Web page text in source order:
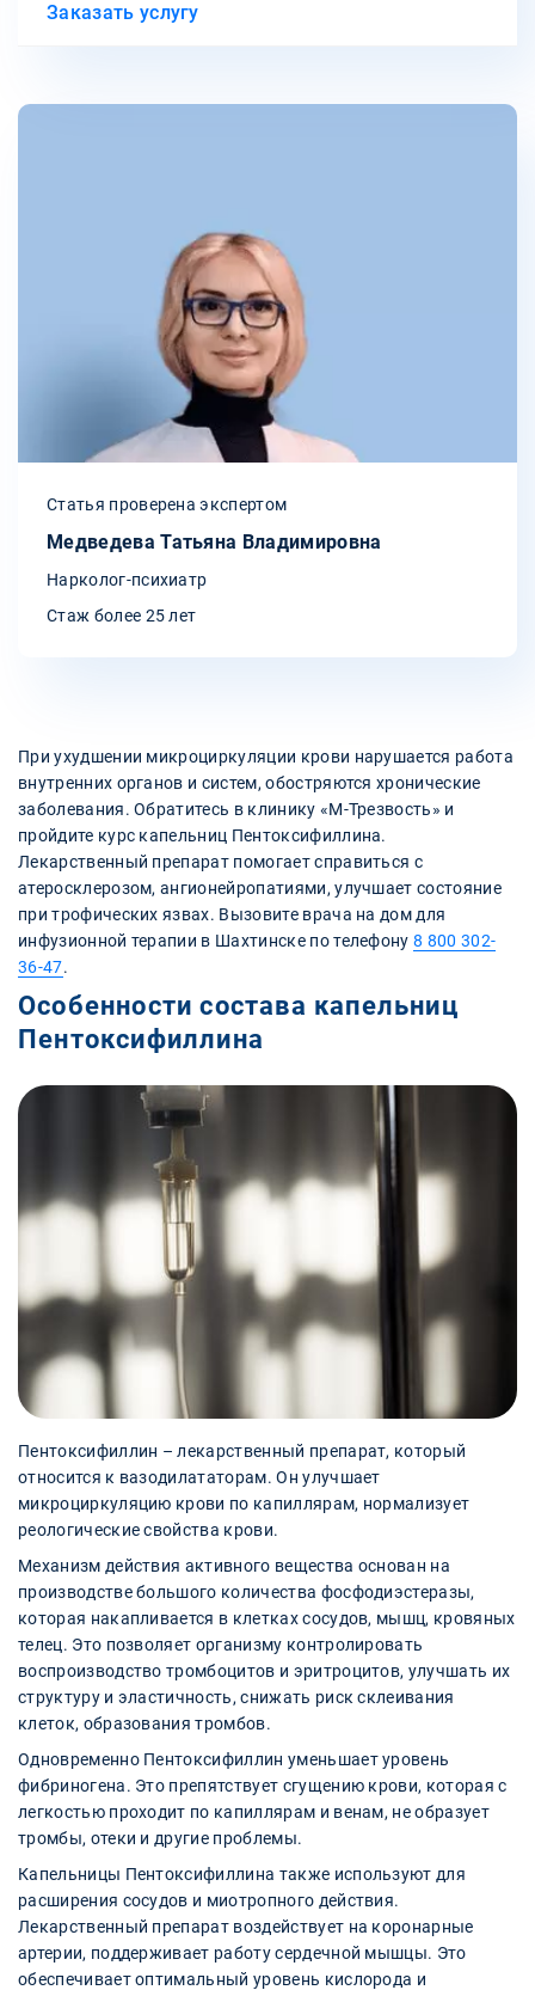
Заказать услугу
Статья проверена экспертом
Медведева Татьяна Владимировна
Нарколог-психиатр
Стаж более 25 лет
При ухудшении микроциркуляции крови нарушается работа
внутренних органов и систем, обостряются хронические
заболевания. Обратитесь в клинику «М-Трезвость» и
пройдите курс капельниц Пентоксифиллина.
Лекарственный препарат помогает справиться с
атеросклерозом, ангионейропатиями, улучшает состояние
при трофических язвах. Вызовите врача на дом для
инфузионной терапии в Шахтинске по телефону8 800 302-
36-47.
Особенности состава капельниц
Пентоксифиллина
Пентоксифиллин – лекарственный препарат, который
относится к вазодилататорам. Он улучшает
микроциркуляцию крови по капиллярам, нормализует
реологические свойства крови.
Механизм действия активного вещества основан на
производстве большого количества фосфодиэстеразы,
которая накапливается в клетках сосудов, мышц, кровяных
телец. Это позволяет организму контролировать
воспроизводство тромбоцитов и эритроцитов, улучшать их
структуру и эластичность, снижать риск склеивания
клеток, образования тромбов.
Одновременно Пентоксифиллин уменьшает уровень
фибриногена. Это препятствует сгущению крови, которая с
легкостью проходит по капиллярам и венам, не образует
тромбы, отеки и другие проблемы.
Капельницы Пентоксифиллина также используют для
расширения сосудов и миотропного действия.
Лекарственный препарат воздействует на коронарные
артерии, поддерживает работу сердечной мышцы. Это
обеспечивает оптимальный уровень кислорода и